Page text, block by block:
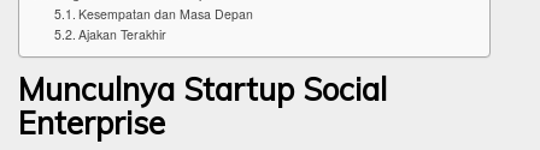
Kesempatan dan Masa Depan
Ajakan Terakhir
Munculnya Startup Social
Enterprise